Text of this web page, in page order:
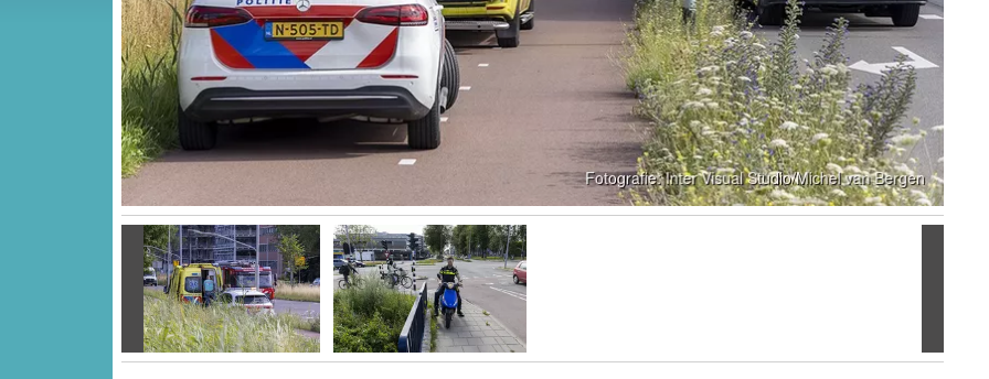
Vorige